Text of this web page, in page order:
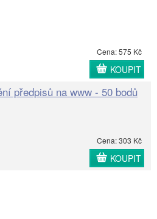
Cena: 575 Kč
KOUPIT
předpisů na www - 50 bodů
Cena: 303 Kč
KOUPIT